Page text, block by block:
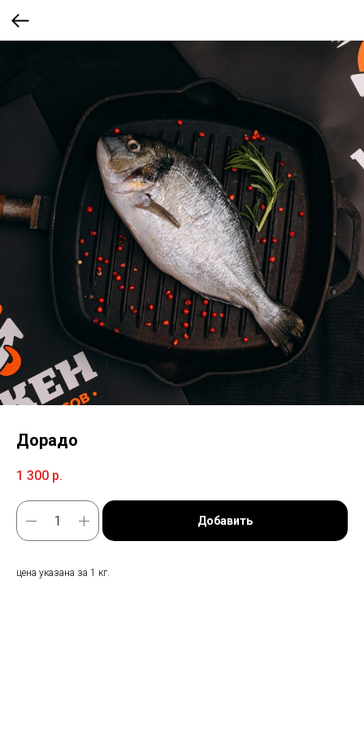
Дорадо
1 300 р.
Добавить
цена указана за 1 кг.